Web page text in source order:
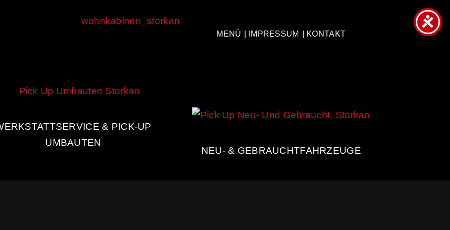
& PICK-UP
UMBAUTEN
MENÜ | IMPRESSUM | KONTAKT
NEU- & GEBRAUCHTFAHRZEUGE